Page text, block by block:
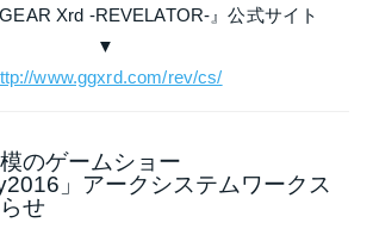
Xrd -REVELATOR-』公式サイト
▼
www.ggxrd.com/rev/cs/
のゲームショー
」アークシステムワークス
せ